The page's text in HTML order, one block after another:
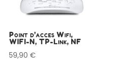
Point d’acces Wifi,
WIFI-N, TP-Link, NF
59,90€